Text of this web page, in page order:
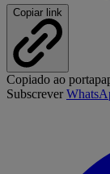
Copiar link
Copiado ao
Subscrever